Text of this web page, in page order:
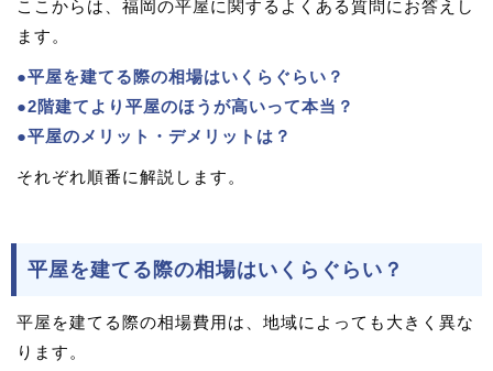
ここからは、福岡の平屋に関するよくある質問にお答えし
ます。
●平屋を建てる際の相場はいくらぐらい？
●2階建てより平屋のほうが高いって本当？
●平屋のメリット・デメリットは？
それぞれ順番に解説します。
平屋を建てる際の相場はいくらぐらい？
平屋を建てる際の相場費用は、地域によっても大きく異な
ります。